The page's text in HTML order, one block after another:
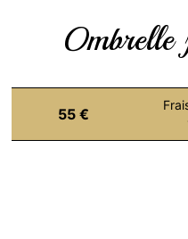
Ombrelle
55 €